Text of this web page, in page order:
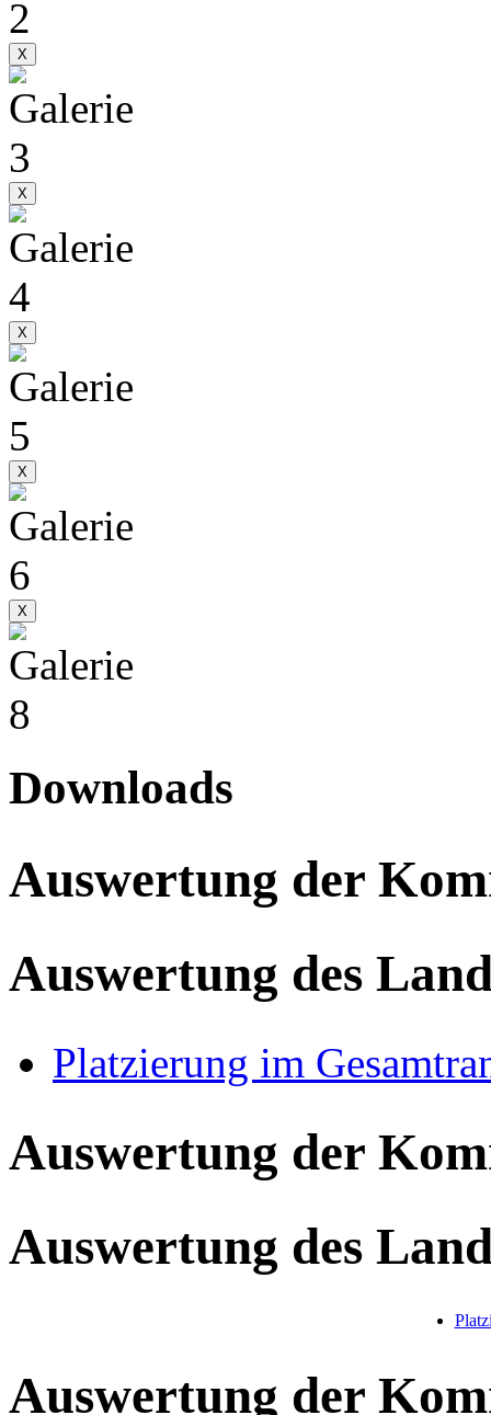
X
X
X
X
X
Downloads
Auswertung der
Auswertung des
Platzierung im
Auswertung der
Auswertung des
Auswertung der